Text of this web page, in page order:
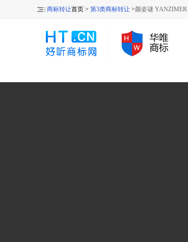
商标转让首页 > 第3类商标转让 >颜姿谜 YANZIMER